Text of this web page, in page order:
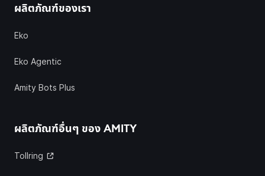
ผลิตภัณฑ์ของเรา
Eko
Eko Agentic
Amity Bots Plus
ผลิตภัณฑ์อื่นๆ ของ AMITY
Tollring